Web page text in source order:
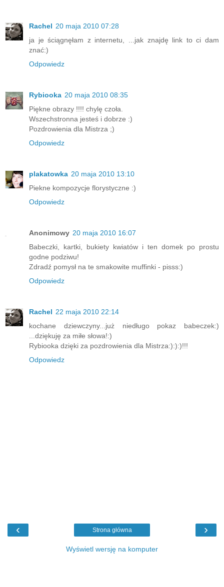
Rachel 20 maja 2010 07:28
ja je ściągnęłam z internetu, ...jak znajdę link to ci dam
znać:)
Odpowiedz
Rybiooka 20 maja 2010 08:35
Piękne obrazy !!!! chylę czoła.
Wszechstronna jesteś i dobrze :)
Pozdrowienia dla Mistrza ;)
Odpowiedz
plakatowka 20 maja 2010 13:10
Piekne kompozycje florystyczne :)
Odpowiedz
Anonimowy 20 maja 2010 16:07
Babeczki, kartki, bukiety kwiatów i ten domek po prostu
godne podziwu!
Zdradź pomysł na te smakowite muffinki - pisss:)
Odpowiedz
Rachel 22 maja 2010 22:14
kochane dziewczyny...już niedługo pokaz babeczek:)
...dziękuję za miłe słowa!:)
Rybiooka dzięki za pozdrowienia dla Mistrza:):):)!!!
Odpowiedz
‹ ›
Strona główna
Wyświetl wersję na komputer